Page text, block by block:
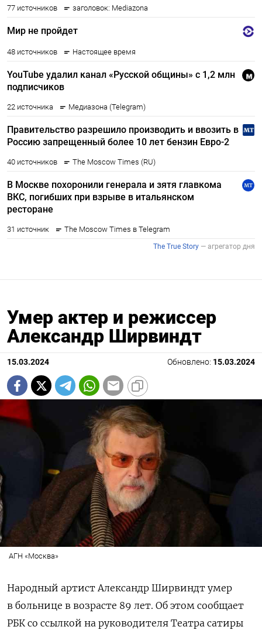
Умер актер и режиссер
Александр Ширвиндт
15.03.2024 Обновлено: 15.03.2024
АГН «Москва»
Народный артист Александр Ширвиндт умер
в больнице в возрасте 89 лет. Об этом сообщает
РБК со ссылкой на руководителя Театра сатиры